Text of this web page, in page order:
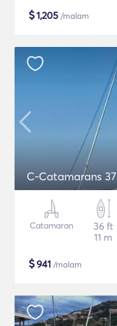
$1,205 /malam
C-Catamarans 37
Catamaran
36 ft
11 m
$941 /malam